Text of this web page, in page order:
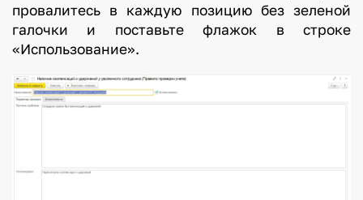
провалитесь в каждую позицию без зеленой
галочки и поставьте флажок в строке
«Использование».